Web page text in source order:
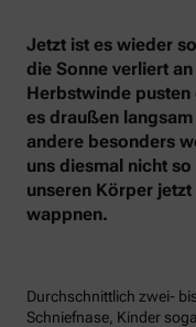
Jetzt ist es wieder
die Sonne verliert
Herbstwinde pusten
es draußen
andere besonders
uns diesmal nicht
unseren Körper
wappnen.
Durchschnittlich zwei-
Schniefnase, Kinder